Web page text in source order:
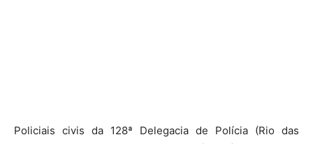
Policiais civis da 128ª Delegacia de Polícia (Rio das